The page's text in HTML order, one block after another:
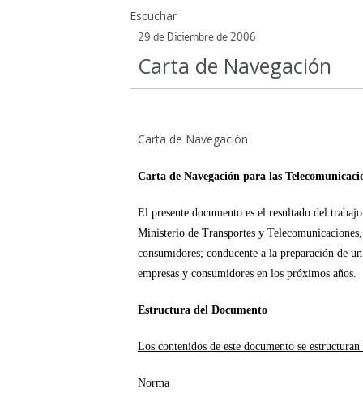
Escuchar
29 de Diciembre de 2006
Carta de Navegación
Carta de Navegación
Carta de Navegación para las
El presente documento es el resultado del
Ministerio de Transportes y
consumidores; conducente a la preparación de
empresas y consumidores en los próximos años.
Estructura del Documento
Los contenidos de este documento se
Norma